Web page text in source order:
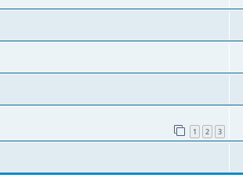
1 2 3